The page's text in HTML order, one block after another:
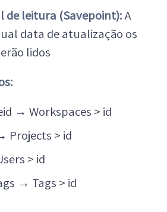
de leitura (Savepoint):A
data de atualização os
lidos
→ Workspaces > id
Projects > id
> id
→ Tags > id